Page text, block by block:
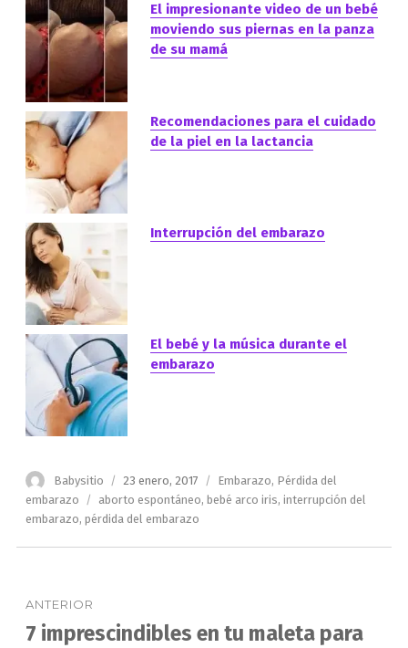
El impresionante video de un bebé
moviendo sus piernas en la panza
de su mamá
Recomendaciones para el cuidado
de la piel en la lactancia
Interrupción del embarazo
El bebé y la música durante el
embarazo
Autor
Babysitio
Publicado
el
23 enero, 2017 Categorías
Embarazo, Pérdida del
embarazo
Etiquetas
aborto espontáneo, bebé arco iris, interrupción del
embarazo, pérdida del embarazo
de
ANTERIOR
Entrada
7 imprescindibles en tu maleta para